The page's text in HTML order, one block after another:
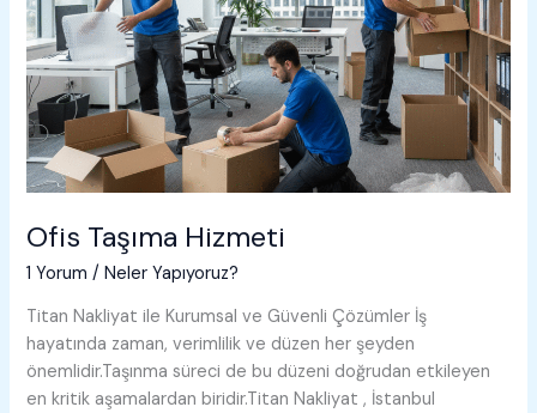
Ofis Taşıma Hizmeti
1 Yorum /Neler Yapıyoruz?
Titan Nakliyat ile Kurumsal ve Güvenli Çözümler İş
hayatında zaman, verimlilik ve düzen her şeyden
önemlidir.Taşınma süreci de bu düzeni doğrudan etkileyen
en kritik aşamalardan biridir.Titan Nakliyat , İstanbul